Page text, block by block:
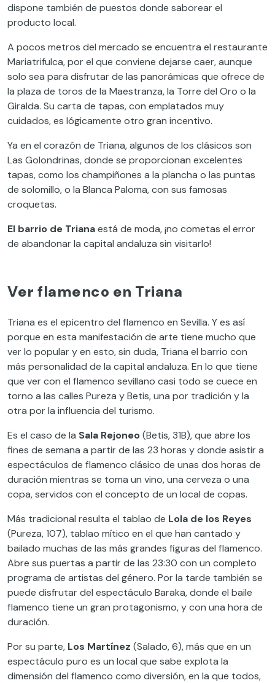
dispone también de puestos donde saborear el
producto local.
A pocos metros del mercado se encuentra el restaurante
Mariatrifulca, por el que conviene dejarse caer, aunque
solo sea para disfrutar de las panorámicas que ofrece de
la plaza de toros de la Maestranza, la Torre del Oro o la
Giralda. Su carta de tapas, con emplatados muy
cuidados, es lógicamente otro gran incentivo.
Ya en el corazón de Triana, algunos de los clásicos son
Las Golondrinas, donde se proporcionan excelentes
tapas, como los champiñones a la plancha o las puntas
de solomillo, o la Blanca Paloma, con sus famosas
croquetas.
El barrio de Trianaestá de moda, ¡no cometas el error
de abandonar la capital andaluza sin visitarlo!
Ver flamenco en Triana
Triana es el epicentro del flamenco en Sevilla. Y es así
porque en esta manifestación de arte tiene mucho que
ver lo popular y en esto, sin duda, Triana el barrio con
más personalidad de la capital andaluza. En lo que tiene
que ver con el flamenco sevillano casi todo se cuece en
torno a las calles Pureza y Betis, una por tradición y la
otra por la influencia del turismo.
Es el caso de la Sala Rejoneo(Betis, 31B), que abre los
fines de semana a partir de las 23 horas y donde asistir a
espectáculos de flamenco clásico de unas dos horas de
duración mientras se toma un vino, una cerveza o una
copa, servidos con el concepto de un local de copas.
Más tradicional resulta el tablao de Lola de los Reyes
(Pureza, 107), tablao mítico en el que han cantado y
bailado muchas de las más grandes figuras del flamenco.
Abre sus puertas a partir de las 23:30 con un completo
programa de artistas del género. Por la tarde también se
puede disfrutar del espectáculo Baraka, donde el baile
flamenco tiene un gran protagonismo, y con una hora de
duración.
Por su parte, Los Martínez (Salado, 6), más que en un
espectáculo puro es un local que sabe explota la
dimensión del flamenco como diversión, en la que todos,